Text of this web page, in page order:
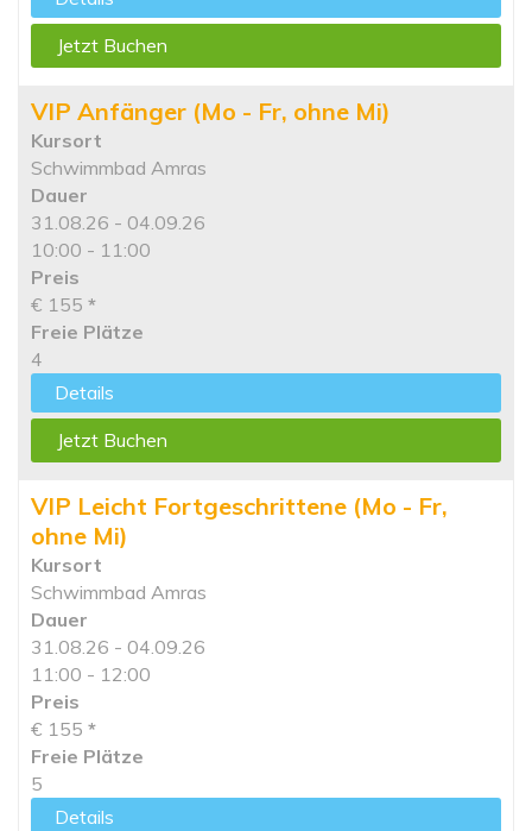
Jetzt Buchen
VIP Anfänger (Mo - Fr, ohne Mi)
Kursort
Schwimmbad Amras
Dauer
31.08.26 - 04.09.26
10:00 - 11:00
Preis
€ 155 *
Freie Plätze
4
Details
Jetzt Buchen
VIP Leicht Fortgeschrittene (Mo - Fr,
ohne Mi)
Kursort
Schwimmbad Amras
Dauer
31.08.26 - 04.09.26
11:00 - 12:00
Preis
€ 155 *
Freie Plätze
5
Details